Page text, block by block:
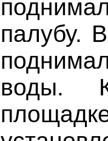
палубу.
воды.